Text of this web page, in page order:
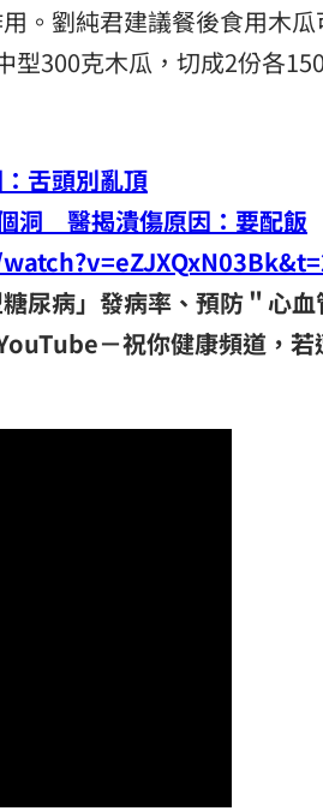
。劉純君建議餐後食用木瓜
型300克木瓜，切成2份各
舌頭別亂頂
洞 醫揭潰傷原因：要配飯
尿病」發病率、預防＂心血
－祝你健康頻道，若